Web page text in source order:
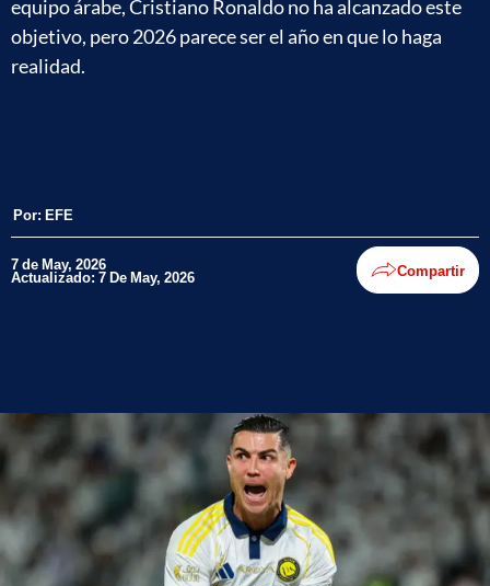
equipo árabe, Cristiano Ronaldo no ha alcanzado este
objetivo, pero 2026 parece ser el año en que lo haga
realidad.
Por: EFE
7 de May, 2026
Actualizado: 7 De May, 2026 Compartir